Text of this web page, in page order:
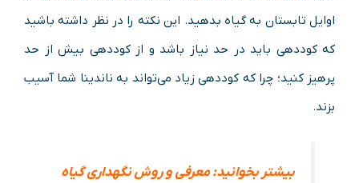
اوایل تابستان به گیاه بدهید. این نکته را در نظر داشته باشید
که کوددهی باید در حد نیاز باشد و از کوددهی بیش‌ از حد
پرهیز کنید؛ چرا که کوددهی زیاد می‌تواند به ناندینا شما آسیب
بزند.
بیشتر بخوانید:معرفی و روش نگهداری گیاه